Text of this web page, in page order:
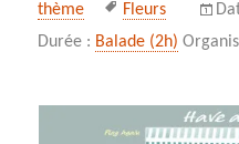
thème
clés
Fleurs
Durée : Balade (2h)